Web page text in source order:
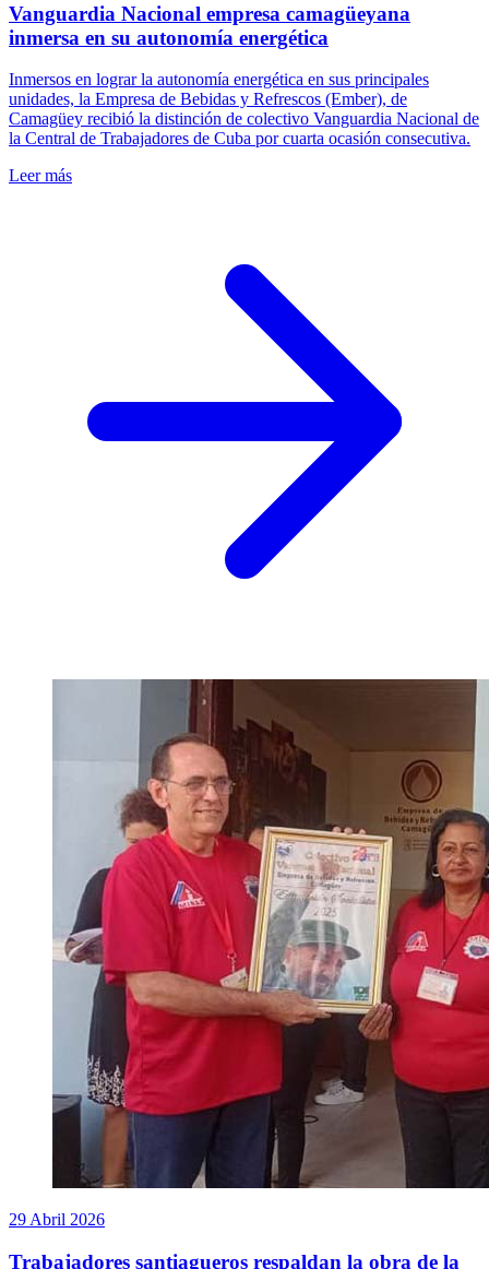
Vanguardia Nacional empresa camagüeyana
inmersa en su autonomía energética
Inmersos en lograr la autonomía energética en sus principales
unidades, la Empresa de Bebidas y Refrescos (Ember), de
Camagüey recibió la distinción de colectivo Vanguardia Nacional de
la Central de Trabajadores de Cuba por cuarta ocasión consecutiva.
Leer más
29 Abril 2026
Trabajadores santiagueros respaldan la obra de la